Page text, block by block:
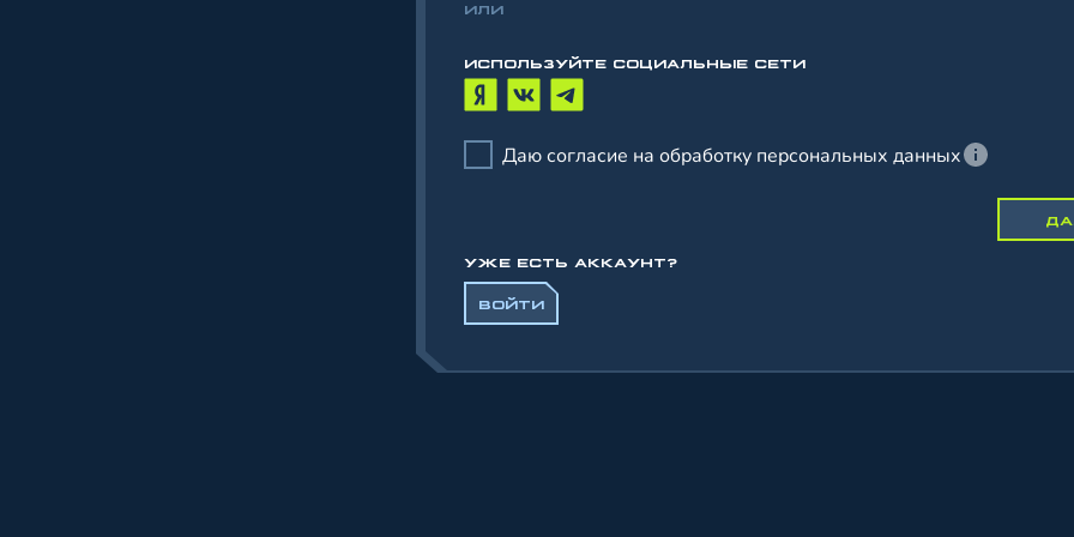
ИЛИ
ИСПОЛЬЗУЙТЕ СОЦИАЛЬНЫЕ СЕТИ
Даю согласие на обработку персональных данных
УЖЕ ЕСТЬ АККАУНТ?
ВОЙТИ